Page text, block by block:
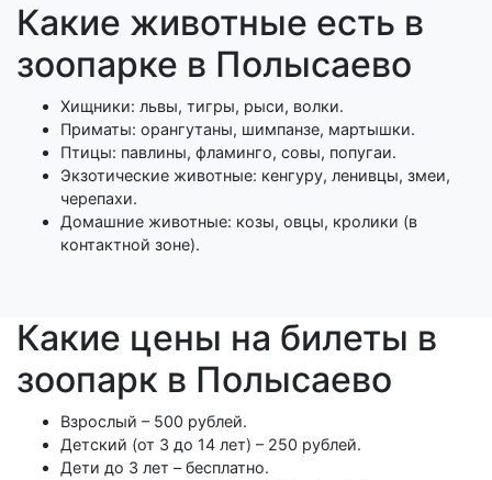
Какие животные есть в
зоопарке в Полысаево
Хищники: львы, тигры, рыси, волки.
Приматы: орангутаны, шимпанзе, мартышки.
Птицы: павлины, фламинго, совы, попугаи.
Экзотические животные: кенгуру, ленивцы, змеи,
черепахи.
Домашние животные: козы, овцы, кролики (в
контактной зоне).
Какие цены на билеты в
зоопарк в Полысаево
Взрослый – 500 рублей.
Детский (от 3 до 14 лет) – 250 рублей.
Дети до 3 лет – бесплатно.